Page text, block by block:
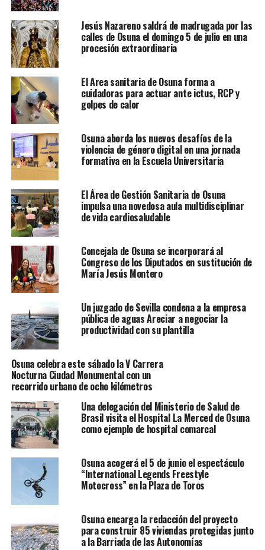
Jesús Nazareno saldrá de madrugada por las
calles de Osuna el domingo 5 de julio en una
procesión extraordinaria
El Area sanitaria de Osuna forma a
cuidadoras para actuar ante ictus, RCP y
golpes de calor
Osuna aborda los nuevos desafíos de la
violencia de género digital en una jornada
formativa en la Escuela Universitaria
El Área de Gestión Sanitaria de Osuna
impulsa una novedosa aula multidisciplinar
de vida cardiosaludable
Concejala de Osuna se incorporará al
Congreso de los Diputados en sustitución de
María Jesús Montero
Un juzgado de Sevilla condena a la empresa
pública de aguas Areciar a negociar la
productividad con su plantilla
Osuna celebra este sábado la V Carrera
Nocturna Ciudad Monumental con un
recorrido urbano de ocho kilómetros
Una delegación del Ministerio de Salud de
Brasil visita el Hospital La Merced de Osuna
como ejemplo de hospital comarcal
Osuna acogerá el 5 de junio el espectáculo
“International Legends Freestyle
Motocross” en la Plaza de Toros
Osuna encarga la redacción del proyecto
para construir 85 viviendas protegidas junto
a la Barriada de las Autonomías